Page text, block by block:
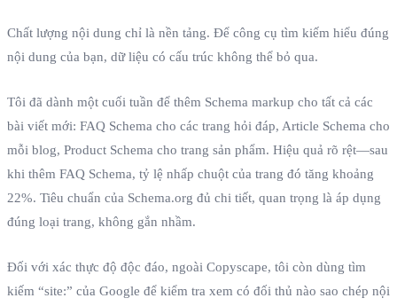
Chất lượng nội dung chỉ là nền tảng. Để công cụ tìm kiếm hiểu đúng
nội dung của bạn, dữ liệu có cấu trúc không thể bỏ qua.
Tôi đã dành một cuối tuần để thêm Schema markup cho tất cả các
bài viết mới: FAQ Schema cho các trang hỏi đáp, Article Schema cho
mỗi blog, Product Schema cho trang sản phẩm. Hiệu quả rõ rệt—sau
khi thêm FAQ Schema, tỷ lệ nhấp chuột của trang đó tăng khoảng
22%. Tiêu chuẩn của Schema.org đủ chi tiết, quan trọng là áp dụng
đúng loại trang, không gắn nhầm.
Đối với xác thực độ độc đáo, ngoài Copyscape, tôi còn dùng tìm
kiếm “site:” của Google để kiểm tra xem có đối thủ nào sao chép nội